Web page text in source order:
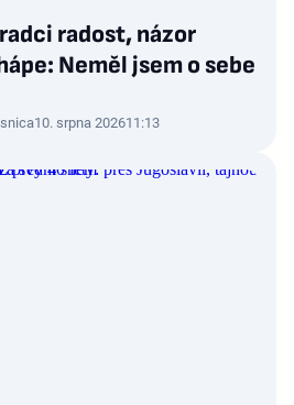
radost, názor
Neměl jsem o sebe
10. srpna 202611:13